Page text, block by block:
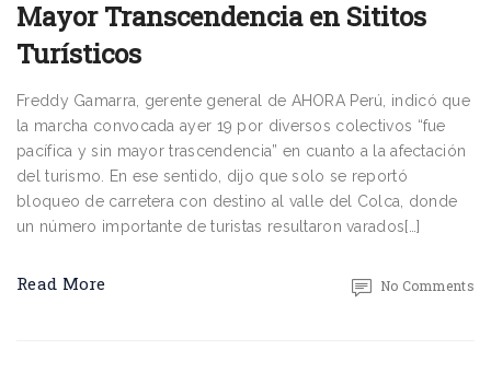
Mayor Transcendencia en Sititos
Turísticos
Freddy Gamarra, gerente general de AHORA Perú, indicó que
la marcha convocada ayer 19 por diversos colectivos “fue
pacífica y sin mayor trascendencia” en cuanto a la afectación
del turismo. En ese sentido, dijo que solo se reportó
bloqueo de carretera con destino al valle del Colca, donde
un número importante de turistas resultaron varados[…]
Read More No Comments